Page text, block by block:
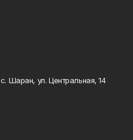
Шаран, ул. Центральная, 14